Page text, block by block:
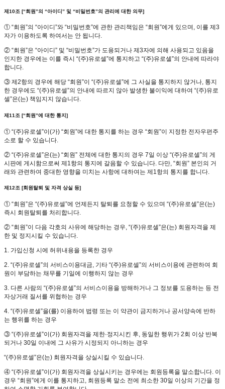
제10조 [“회원”의 “아이디” 및 “비밀번호”의 관리에 대한 의무]
① “회원”의 “아이디”와 “비밀번호”에 관한 관리책임은 “회원”에게 있으며, 이를 제3
자가 이용하도록 하여서는 안 됩니다.
② “회원”은 “아이디” 및 “비밀번호”가 도용되거나 제3자에 의해 사용되고 있음을
인지한 경우에는 이를 즉시 “(주)유로셀”에 통지하고 “(주)유로셀”의 안내에 따라야
합니다.
③ 제2항의 경우에 해당 “회원”이 “(주)유로셀”에 그 사실을 통지하지 않거나, 통지
한 경우에도 “(주)유로셀”의 안내에 따르지 않아 발생한 불이익에 대하여 “(주)유로
셀”은(는) 책임지지 않습니다.
제11조 [“회원”에 대한 통지]
① “(주)유로셀”이(가) “회원”에 대한 통지를 하는 경우 “회원”이 지정한 전자우편주
소로 할 수 있습니다.
② “(주)유로셀”은(는) “회원” 전체에 대한 통지의 경우 7일 이상 “(주)유로셀”의 게
시판에 게시함으로써 제1항의 통지에 갈음할 수 있습니다. 다만, “회원” 본인의 거
래와 관련하여 중대한 영향을 미치는 사항에 대하여는 제1항의 통지를 합니다.
제12조 [회원탈퇴 및 자격 상실 등]
① “회원”은 “(주)유로셀”에 언제든지 탈퇴를 요청할 수 있으며 “(주)유로셀”은(는)
즉시 회원탈퇴를 처리합니다.
② “회원”이 다음 각호의 사유에 해당하는 경우, “(주)유로셀”은(는) 회원자격을 제
한 및 정지시킬 수 있습니다.
1. 가입신청 시에 허위내용을 등록한 경우
2. “(주)유로셀”의 서비스이용대금, 기타 “(주)유로셀”의 서비스이용에 관련하여 회
원이 부담하는 채무를 기일에 이행하지 않는 경우
3. 다른 사람의 “(주)유로셀”의 서비스이용을 방해하거나 그 정보를 도용하는 등 전
자상거래 질서를 위협하는 경우
4. “(주)유로셀”을(를) 이용하여 법령 또는 이 약관이 금지하거나 공서양속에 반하
는 행위를 하는 경우
③ “(주)유로셀”이(가) 회원자격을 제한·정지시킨 후, 동일한 행위가 2회 이상 반복
되거나 30일 이내에 그 사유가 시정되지 아니하는 경우
“(주)유로셀”은(는) 회원자격을 상실시킬 수 있습니다.
④ “(주)유로셀”이(가) 회원자격을 상실시키는 경우에는 회원등록을 말소합니다. 이
경우 “회원”에게 이를 통지하고, 회원등록 말소 전에 최소한 30일 이상의 기간을 정